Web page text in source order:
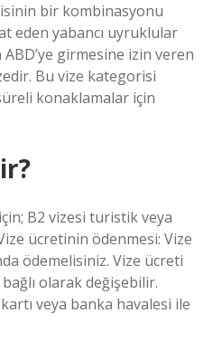
bir kombinasyonu
eden yabancı uyruklular
ABD’ye girmesine izin veren
Bu vize kategorisi
konaklamalar için
B2 vizesi turistik veya
ücretinin ödenmesi: Vize
ödemelisiniz. Vize ücreti
olarak değişebilir.
veya banka havalesi ile